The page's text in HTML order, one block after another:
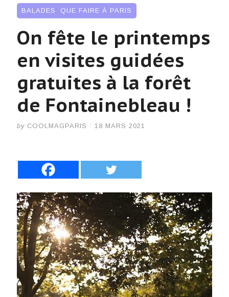
BALADES , QUE FAIRE À PARIS
On fête le printemps
en visites guidées
gratuites à la forêt
de Fontainebleau !
by COOLMAGPARIS / 18 MARS 2021